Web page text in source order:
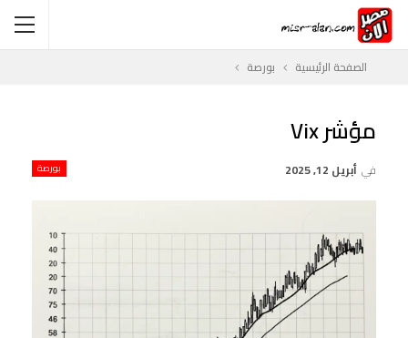
الصفحة الرئيسية بورصة
مؤشر Vix
بورصة في أبريل 12, 2025